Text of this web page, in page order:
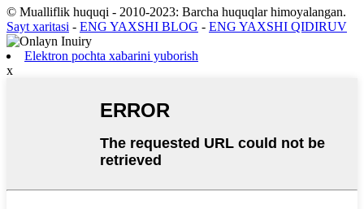
© Mualliflik huquqi - 2010-2023: Barcha huquqlar himoyalangan.
Sayt xaritasi - ENG YAXSHI BLOG - ENG YAXSHI QIDIRUV
Elektron pochta xabarini yuborish
x